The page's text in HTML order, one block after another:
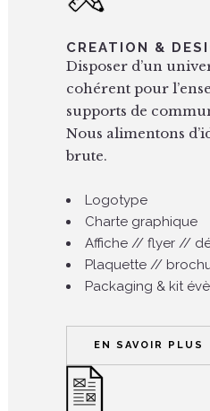
CREATION &
Disposer d’un
cohérent pour
supports de
Nous alimentons
brute.
Logotype
Charte graphique
Affiche // flyer //
Plaquette //
Packaging & kit
EN SAVOIR PLUS